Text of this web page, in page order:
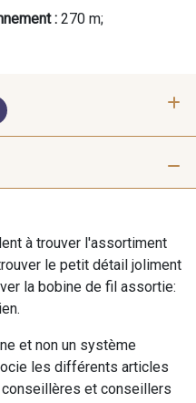
: 270 m;
à trouver l'assortiment
le petit détail joliment
la bobine de fil assortie:
et non un système
les différents articles
et conseillers